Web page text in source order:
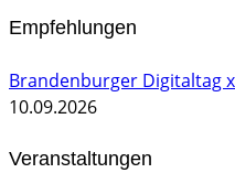
Empfehlungen
Brandenburger Digitaltag
10.09.2026
Veranstaltungen